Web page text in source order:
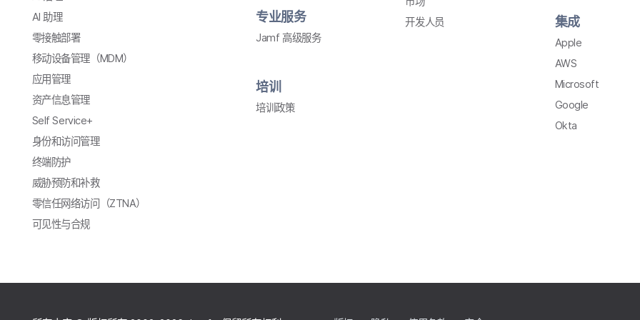
AI 助理
零接触部署
移动​设备​管理​（MDM）
应用​管理
资产​信息​管理
Self Service+
身份​和​访问​管理
终端​防护
威​胁​预防​和​补救
零信任​网络​访问​（ZTNA）
可​见性​与​合规
专业​服务
Jamf 高级​服务
培训
培训​政策
开发​人员
集成
Apple
AWS
Microsoft
Google
Okta